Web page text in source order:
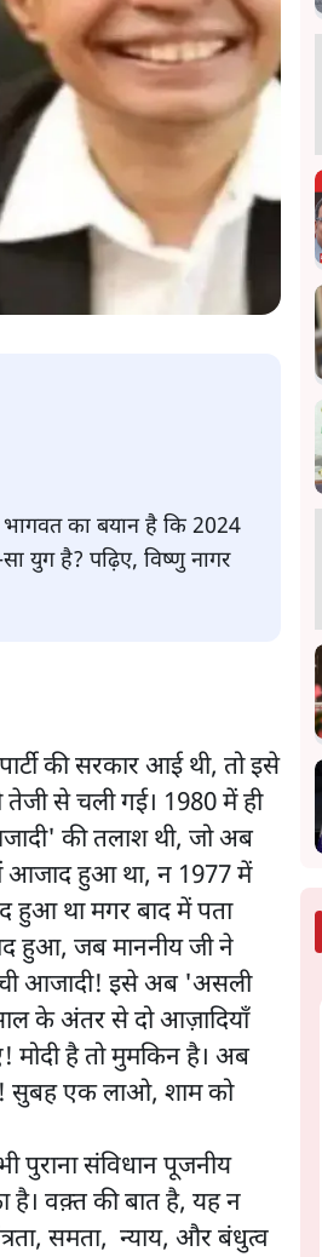
भागवत का बयान है कि 2024
युग है? पढ़िए, विष्णु नागर
की सरकार आई थी, तो इसे
से चली गई। 1980 में ही
की तलाश थी, जो अब
आजाद हुआ था, न 1977 में
हुआ था मगर बाद में पता
हुआ, जब माननीय जी ने
सच्ची आजादी! इसे अब 'असली
के अंतर से दो आज़ादियाँ
है तो मुमकिन है। अब
सुबह एक लाओ, शाम को
पुराना संविधान पूजनीय
है। वक़्त की बात है, यह न
समता, न्याय, और बंधुत्व